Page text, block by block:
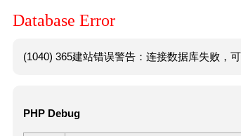
Database Error
(1040) 365建站错误警告：连接数据库失败，
PHP Debug